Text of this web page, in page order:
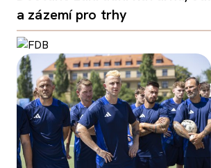
a zázemí pro trhy